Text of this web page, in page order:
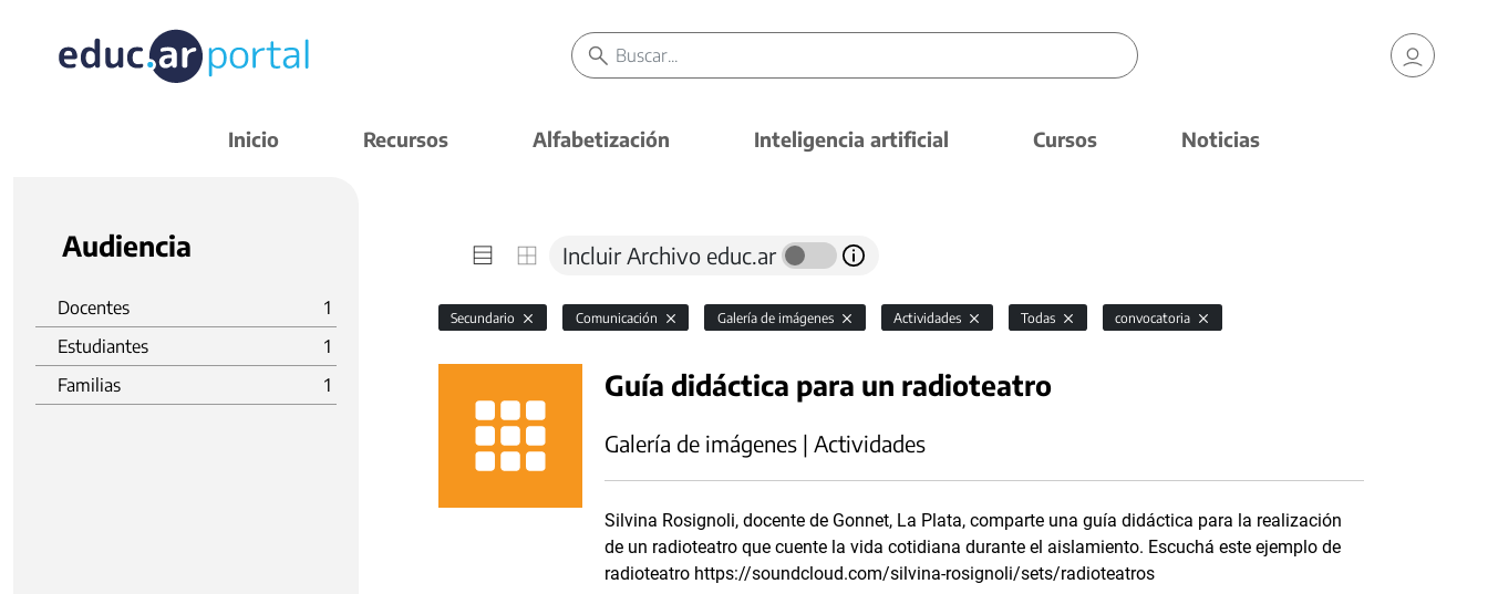
Inicio Recursos Alfabetización Inteligencia artificial Cursos Noticias
Audiencia
Docentes
1
Estudiantes
1
Familias
1
Incluir Archivo educ.ar
Secundario Comunicación Galería de imágenes Actividades Todas convocatoria
Guía didáctica para un radioteatro
Galería de imágenes | Actividades
Silvina Rosignoli, docente de Gonnet, La Plata, comparte una guía didáctica para la realización
de un radioteatro que cuente la vida cotidiana durante el aislamiento. Escuchá este ejemplo de
radioteatro https://soundcloud.com/silvina-rosignoli/sets/radioteatros